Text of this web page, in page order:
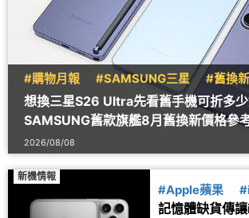
#購物月報 #SAMSUNG三星 #舊換新
想換三星S26 Ultra先看舊手機可折多少
SAMSUNG舊款旗艦8月舊換新價格參
2026/08/08
新機情報
#Apple蘋果
記憶體缺貨傳